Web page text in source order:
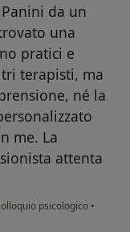
da un
una
pratici e
terapisti, ma
né la
me. La
attenta
psicologico •